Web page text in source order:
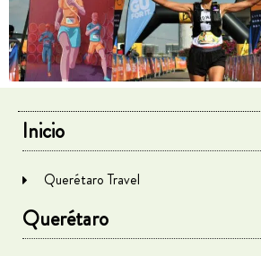
Inicio
Querétaro Travel
Querétaro